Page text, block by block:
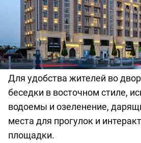
Для удобства жителей во
беседки в восточном стиле,
водоемы и озеленение,
места для прогулок и
площадки.